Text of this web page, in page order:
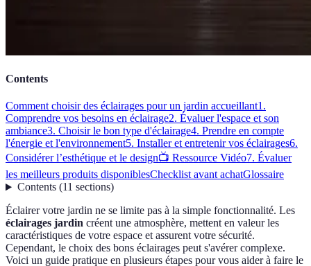
Contents
Comment choisir des éclairages pour un jardin accueillant1.
Comprendre vos besoins en éclairage2. Évaluer l'espace et son
ambiance3. Choisir le bon type d'éclairage4. Prendre en compte
l'énergie et l'environnement5. Installer et entretenir vos éclairages6.
Considérer l’esthétique et le design📺 Ressource Vidéo7. Évaluer
les meilleurs produits disponiblesChecklist avant achatGlossaire
Contents(11 sections)
Éclairer votre jardin ne se limite pas à la simple fonctionnalité. Les
éclairages jardin créent une atmosphère, mettent en valeur les
caractéristiques de votre espace et assurent votre sécurité.
Cependant, le choix des bons éclairages peut s'avérer complexe.
Voici un guide pratique en plusieurs étapes pour vous aider à faire le